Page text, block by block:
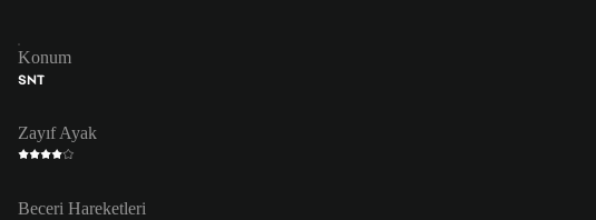
Konum
SNT
Zayıf Ayak
Beceri Hareketleri